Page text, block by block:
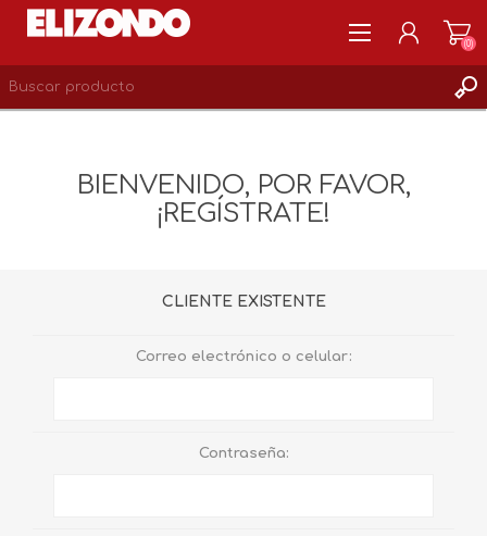
LISTA DE DESEOS 0
(0)
BIENVENIDO, POR FAVOR,
¡REGÍSTRATE!
CLIENTE EXISTENTE
Correo electrónico o celular:
Contraseña: